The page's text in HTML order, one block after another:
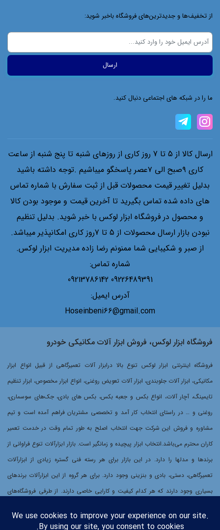
از تخفیف‌ها و جدیدترین‌های فروشگاه باخبر شوید:
ما را در شبکه های اجتماعی دنبال کنید.
ارسال کالا از 5 تا 7 روز کاری از روزهای شنبه تا پنج شنبه از ساعت
کاری ۹صبح الی ۷عصر پاسخگو میباشیم .توجه داشته باشید
بدلیل تغییر قیمت محصولات قبل از ثبت سفارش با شماره تماس
های داده شده تماس بگیرید تا آخرین قیمت و موجود بودن کالا
و محصول در فروشگاه ابزار لوکس با خبر شوید. بدلیل تنظیم
نبودن بازار ارسال محصولات از 5 تا 7روز کاری امکانپذیر میباشد.
از صبر و شکیبایی شما ممنونم رضا زاده مدیریت ابزار لوکس.
شماره تماس:
09226489391 09213786142
آدرس ایمیل:
Hoseinbeni66@gmail.com
فروشگاه ابزار لوکس، فروش ابزار آلات مکانیکی خودرو
فروشگاه اینترنتی ابزار لوکس تنوع بالا درابزار آلات تعمیرگاهی از قبیل انواع ابزار
مکانیکی، ابزار آلات جلوبندی، ابزار آلات تعویض روغنی، انواع ابزار مخصوص، ابزار تنظیم
تایمینگ، آچار آلات، انواع بکس و جعبه بکس، بکس های بادی، جک‌های سوسماری،
روغنی و … در راستای انتخاب کار آمد و تخصصی مشتریان فراهم آمده است و تیم
مشاوره و فروش این شرکت جهت انتخاب اصلح به طور تمام وقت در خدمت تعمیر
کاران محترم می‌باشد.انتخاب ابزار پیچیده و زمانگیر است. بازار ابزارآلات تنوع فراوانی از
برندها و مدلها را دارد. در این بازار برای هر رسته فنی گستره زیادی از ابزارآلات
تعمیرگاهی، دستی، بادی و بنزینی وجود دارد. برای هر گروه از این ابزارآلات برندهای
بسیاری وجود دارند که هر کدام کیفیت و کارایی خاصی دارند. از طرفی فروشگاه‌های
هستند. برای مشتریانی که دنبال خرید بهترین ابزارآلات بسته به نیازشان هستند،